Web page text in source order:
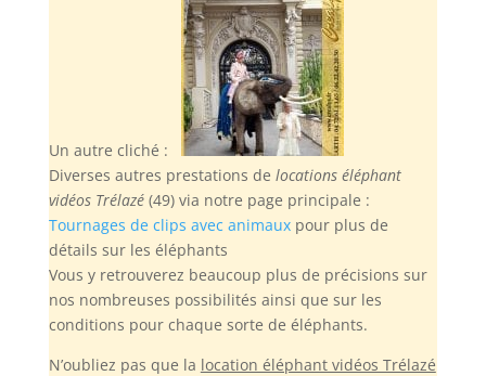
Un autre cliché :
Diverses autres prestations de locations éléphant
vidéos Trélazé(49) via notre page principale :
Tournages de clips avec animauxpour plus de
détails sur les éléphants
Vous y retrouverez beaucoup plus de précisions sur
nos nombreuses possibilités ainsi que sur les
conditions pour chaque sorte de éléphants.
N’oubliez pas que la location éléphant vidéos Trélazé